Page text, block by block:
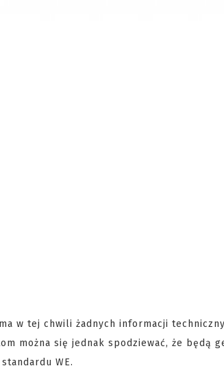
w tej chwili żadnych informacji
można się jednak spodziewać, że będą
WE.